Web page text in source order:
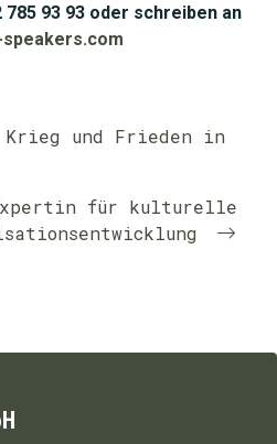
93 93 oder schreiben an
und Frieden in
für kulturelle